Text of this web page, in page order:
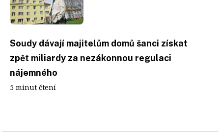
Soudy dávají majitelům domů šanci získat
zpět miliardy za nezákonnou regulaci
nájemného
5 minut čtení